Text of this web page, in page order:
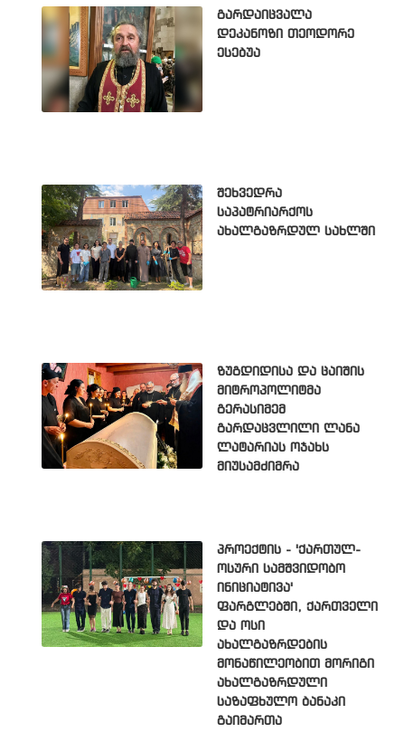
გარდაიცვალა
დეკანოზი თეოდორე
ესებუა
შეხვედრა
საპატრიარქოს
ახალგაზრდულ სახლში
ზუგდიდისა და ცაიშის
მიტროპოლიტმა
გერასიმემ
გარდაცვლილი ლანა
ლატარიას ოჯახს
მიუსამძიმრა
პროექტის - 'ქართულ-
ოსური სამშვიდობო
ინიციატივა'
ფარგლებში, ქართველი
და ოსი
ახალგაზრდების
მონაწილეობით მორიგი
ახალგაზრდული
საზაფხულო ბანაკი
გაიმართა